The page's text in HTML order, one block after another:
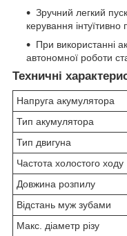
Зручний легкий
керування інтуїтивно
При використанні
автономної роботи
Техничні
Напруга акумулятора
Тип акумулятора
Тип двигуна
Частота холостого ходу
Довжина розпилу
Відстань муж зубами
Макс. діаметр різу